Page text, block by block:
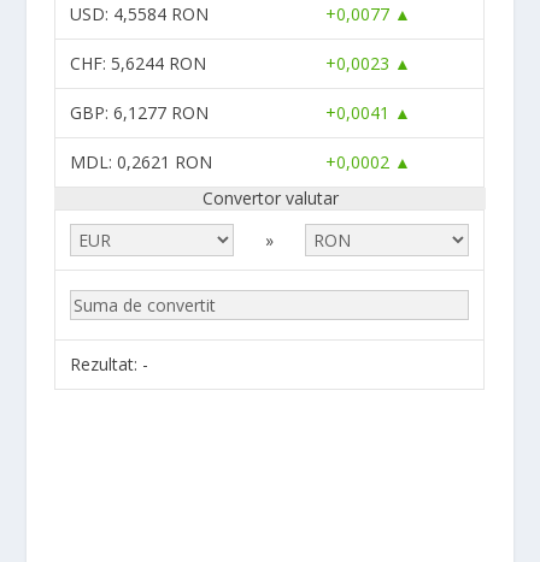
USD: 4,5584 RON +0,0077 ▲
CHF: 5,6244 RON +0,0023 ▲
GBP: 6,1277 RON +0,0041 ▲
MDL : 0,2621 RON
+0,0002 ▲
Convertor valutar
»
Rezultat: -